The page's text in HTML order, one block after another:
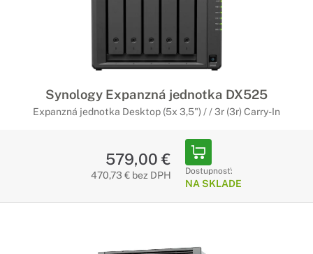
Synology Expanzná jednotka DX525
Expanzná jednotka Desktop (5x 3,5") / / 3r (3r) Carry-In
579,00 €
470,73 € bez DPH Dostupnosť:
NA SKLADE